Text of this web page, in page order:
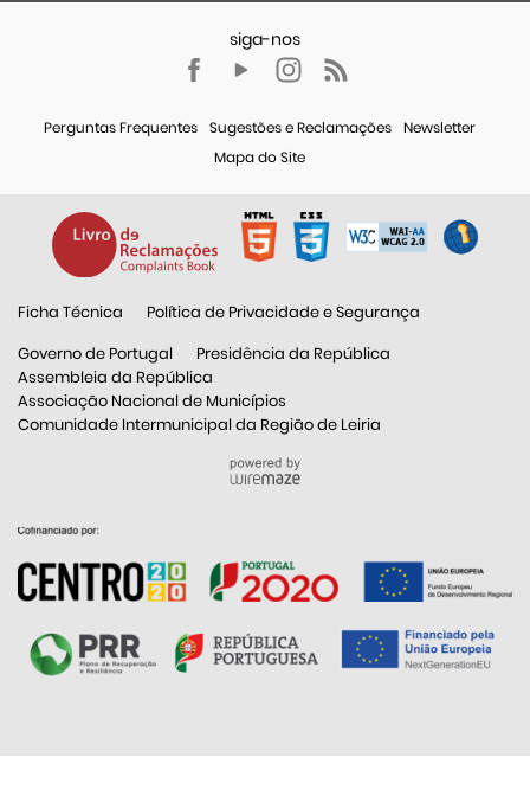
Perguntas Frequentes Sugestões e Reclamações
Newsletter
Mapa do Site
Ficha Técnica
Política de Privacidade e Segurança
Governo de Portugal
Presidência da República
Assembleia da República
Associação Nacional de Municípios
Comunidade Intermunicipal da Região de Leiria